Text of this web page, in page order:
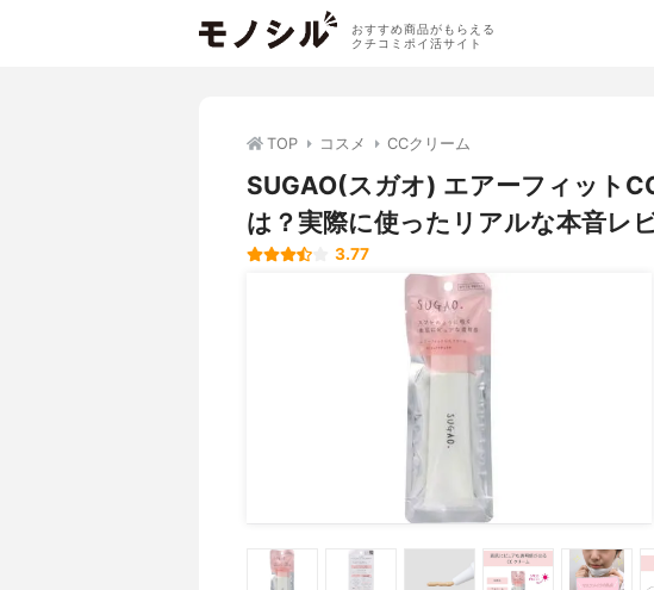
おすすめ商品がもらえる
クチコミポイ活サイト
TOP コスメ CCクリーム
SUGAO(スガオ) エアーフィット
は？実際に使ったリアルな本音レ
3.77